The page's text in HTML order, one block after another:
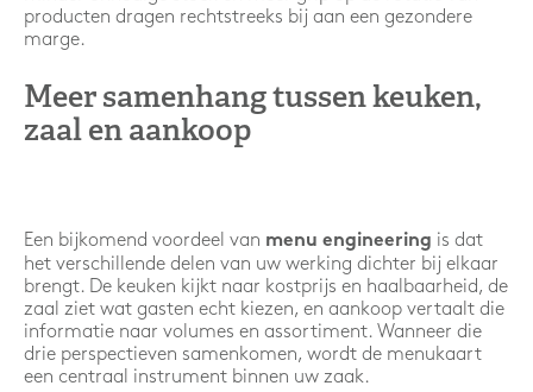
producten dragen rechtstreeks bij aan een gezondere
marge.
Meer samenhang tussen keuken,
zaal en aankoop
Een bijkomend voordeel van menu engineering is dat
het verschillende delen van uw werking dichter bij elkaar
brengt. De keuken kijkt naar kostprijs en haalbaarheid, de
zaal ziet wat gasten echt kiezen, en aankoop vertaalt die
informatie naar volumes en assortiment. Wanneer die
drie perspectieven samenkomen, wordt de menukaart
een centraal instrument binnen uw zaak.